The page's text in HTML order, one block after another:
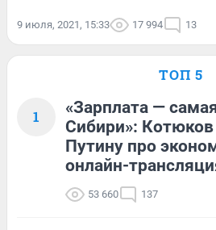
9 июля, 2021, 15:33 17 994 13
ТОП 5
1
«Зарплата —
Сибири»: Котюков
Путину про
онлайн-
53 660 137